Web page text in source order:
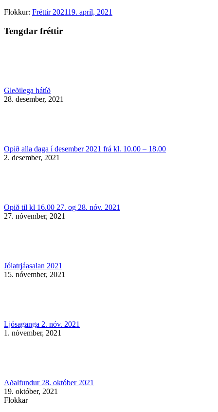
Flokkur: Fréttir 202119. apríl, 2021
Tengdar fréttir
Gleðilega hátíð
28. desember, 2021
Opið alla daga í desember 2021 frá kl. 10.00 – 18.00
2. desember, 2021
Opið til kl 16.00 27. og 28. nóv. 2021
27. nóvember, 2021
Jólatrjáasalan 2021
15. nóvember, 2021
Ljósaganga 2. nóv. 2021
1. nóvember, 2021
Aðalfundur 28. október 2021
19. október, 2021
Flokkar